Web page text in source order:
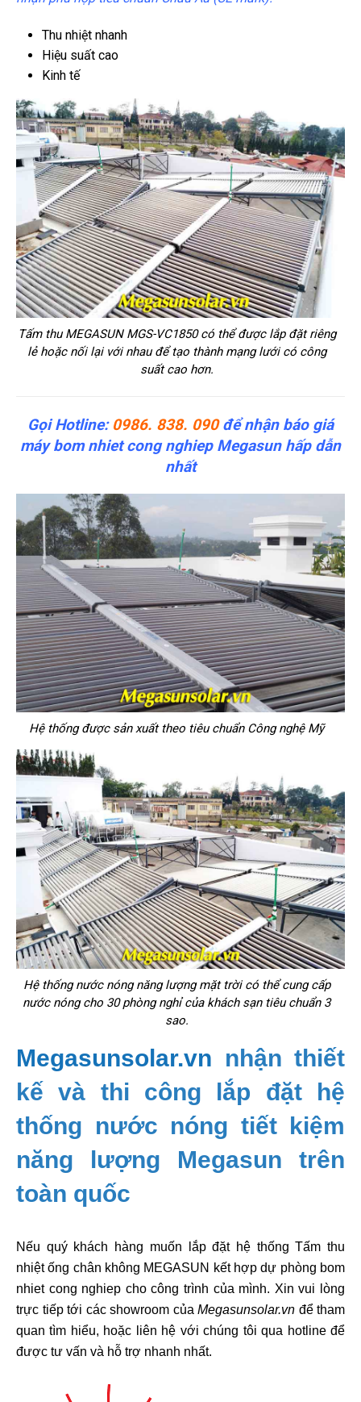
Thu nhiệt nhanh
Hiệu suất cao
Kinh tế
Tấm thu MEGASUN MGS-VC1850 có thể được lắp đặt riêng
lẻ hoặc nối lại với nhau để tạo thành mạng lưới có công
suất cao hơn.
Gọi Hotline: 0986. 838. 090để nhận báo giá
máy bom nhiet cong nghiep Megasun hấp dẫn
nhất
Hệ thống được sản xuất theo tiêu chuẩn Công nghệ Mỹ
Hệ thống nước nóng năng lượng mặt trời có thể cung cấp
nước nóng cho 30 phòng nghỉ của khách sạn tiêu chuẩn 3
sao.
Megasunsolar.vn nhận thiết
kế và thi công lắp đặt hệ
thống nước nóng tiết kiệm
năng lượng Megasun trên
toàn quốc
Nếu quý khách hàng muốn lắp đặt hệ thống Tấm thu
nhiệt ống chân không MEGASUN kết hợp dự phòng bom
nhiet cong nghiep cho công trình của mình. Xin vui lòng
trực tiếp tới các showroom của Megasunsolar.vn để tham
quan tìm hiểu, hoặc liên hệ với chúng tôi qua hotline để
được tư vấn và hỗ trợ nhanh nhất.